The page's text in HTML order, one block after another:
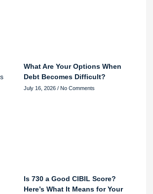
What Are Your Options When
Debt Becomes Difficult?
July 16, 2026 No Comments
Is 730 a Good CIBIL Score?
Here’s What It Means for Your